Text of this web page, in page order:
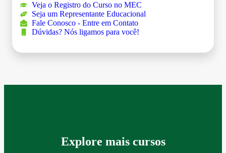
Veja o Registro do Curso no MEC
Seja um Representante Educacional
Fale Conosco - Entre em Contato
Dúvidas? Nós ligamos para você!
Explore mais cursos